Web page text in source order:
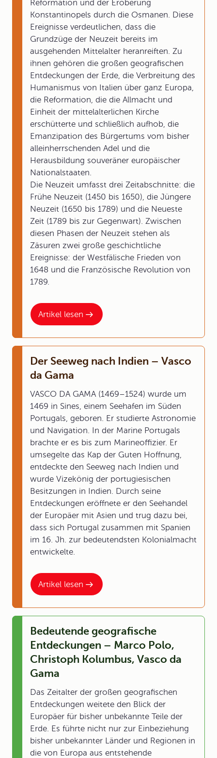
Artikel lesen
Reformation und der Eroberung
Konstantinopels durch die Osmanen. Diese
Ereignisse verdeutlichen, dass die
Grundzüge der Neuzeit bereits im
ausgehenden Mittelalter heranreiften. Zu
ihnen gehören die großen geografischen
Entdeckungen der Erde, die Verbreitung des
Humanismus von Italien über ganz Europa,
die Reformation, die die Allmacht und
Einheit der mittelalterlichen Kirche
erschütterte und schließlich aufhob, die
Emanzipation des Bürgertums vom bisher
alleinherrschenden Adel und die
Herausbildung souveräner europäischer
Nationalstaaten.
Die Neuzeit umfasst drei Zeitabschnitte: die
Frühe Neuzeit (1450 bis 1650), die Jüngere
Neuzeit (1650 bis 1789) und die Neueste
Zeit (1789 bis zur Gegenwart). Zwischen
diesen Phasen der Neuzeit stehen als
Zäsuren zwei große geschichtliche
Ereignisse: der Westfälische Frieden von
1648 und die Französische Revolution von
1789.
Artikel lesen
Der Seeweg nach Indien – Vasco
da Gama
VASCO DA GAMA (1469–1524) wurde um
1469 in Sines, einem Seehafen im Süden
Portugals, geboren. Er studierte Astronomie
und Navigation. In der Marine Portugals
brachte er es bis zum Marineoffizier. Er
umsegelte das Kap der Guten Hoffnung,
entdeckte den Seeweg nach Indien und
wurde Vizekönig der portugiesischen
Besitzungen in Indien. Durch seine
Entdeckungen eröffnete er den Seehandel
der Europäer mit Asien und trug dazu bei,
dass sich Portugal zusammen mit Spanien
im 16. Jh. zur bedeutendsten Kolonialmacht
entwickelte.
Bedeutende geografische
Entdeckungen – Marco Polo,
Christoph Kolumbus, Vasco da
Gama
Das Zeitalter der großen geografischen
Entdeckungen weitete den Blick der
Europäer für bisher unbekannte Teile der
Erde. Es führte nicht nur zur Einbeziehung
bisher unbekannter Länder und Regionen in
die von Europa aus entstehende